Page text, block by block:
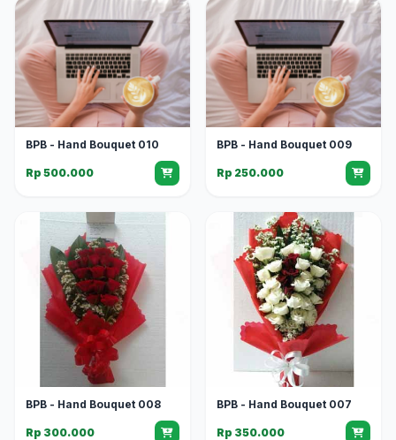
BPB - Hand Bouquet 010
Rp 500.000
BPB - Hand Bouquet 009
Rp 250.000
BPB - Hand Bouquet 008
Rp 300.000
BPB - Hand Bouquet 007
Rp 350.000